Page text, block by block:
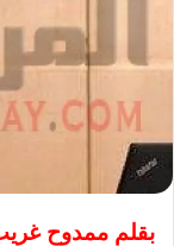
بقلم ممدوح